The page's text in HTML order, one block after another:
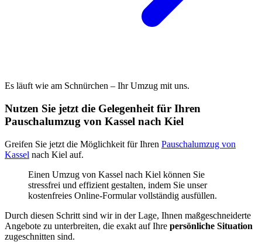
Es läuft wie am Schnürchen – Ihr Umzug mit uns.
Nutzen Sie jetzt die Gelegenheit für Ihren
Pauschalumzug von Kassel nach Kiel
Greifen Sie jetzt die Möglichkeit für Ihren Pauschalumzug von
Kassel nach Kiel auf.
Einen Umzug von Kassel nach Kiel können Sie
stressfrei und effizient gestalten, indem Sie unser
kostenfreies Online-Formular vollständig ausfüllen.
Durch diesen Schritt sind wir in der Lage, Ihnen maßgeschneiderte
Angebote zu unterbreiten, die exakt auf Ihre persönliche Situation
zugeschnitten sind.